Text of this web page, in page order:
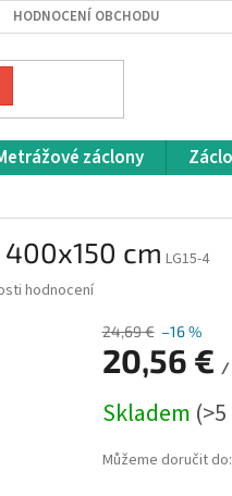
HODNOCENÍ OBCHODU
záclony
cm LG15-4
hodnocení
24,69 € –16 %
20,56 € /
cena:
Skladem
Můžeme doručit do: